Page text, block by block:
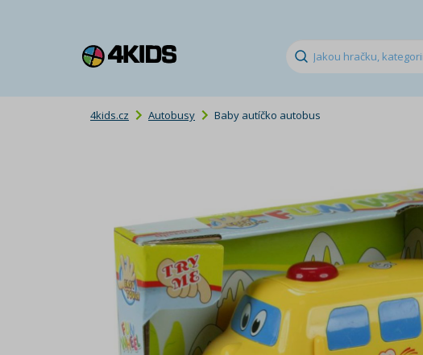
4kids.cz Autobusy Baby autíčko autobus